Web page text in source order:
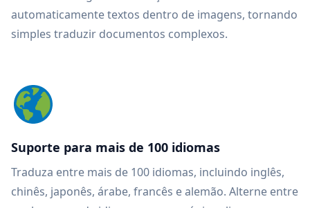
automaticamente textos dentro de imagens, tornando
simples traduzir documentos complexos.
Suporte para mais de 100 idiomas
Traduza entre mais de 100 idiomas, incluindo inglês,
chinês, japonês, árabe, francês e alemão. Alterne entre